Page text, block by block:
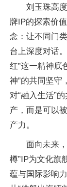
刘玉珠高
牌IP的探索价
念：让不同门
台上深度对话
红”这一精神底
神”的共同坚守
对“融入生活”
产，而是可以
产力。
面向未来
樽”IP为文化旗
蕴与国际影响